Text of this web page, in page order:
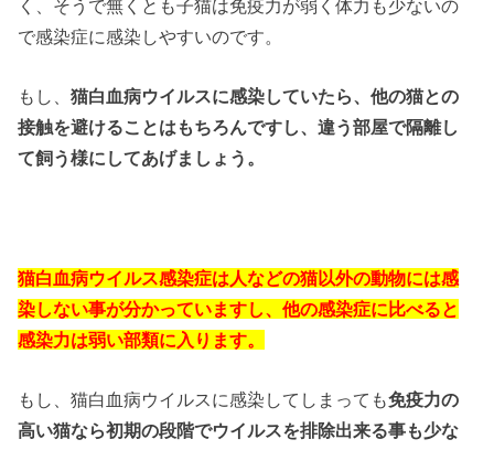
く、そうで無くとも子猫は免疫力が弱く体力も少ないの
で感染症に感染しやすいのです。
もし、猫白血病ウイルスに感染していたら、他の猫との
接触を避けることはもちろんですし、違う部屋で隔離し
て飼う様にしてあげましょう。
猫白血病ウイルス感染症は人などの猫以外の動物には感
染しない事が分かっていますし、他の感染症に比べると
感染力は弱い部類に入ります。
もし、猫白血病ウイルスに感染してしまっても免疫力の
高い猫なら初期の段階でウイルスを排除出来る事も少な